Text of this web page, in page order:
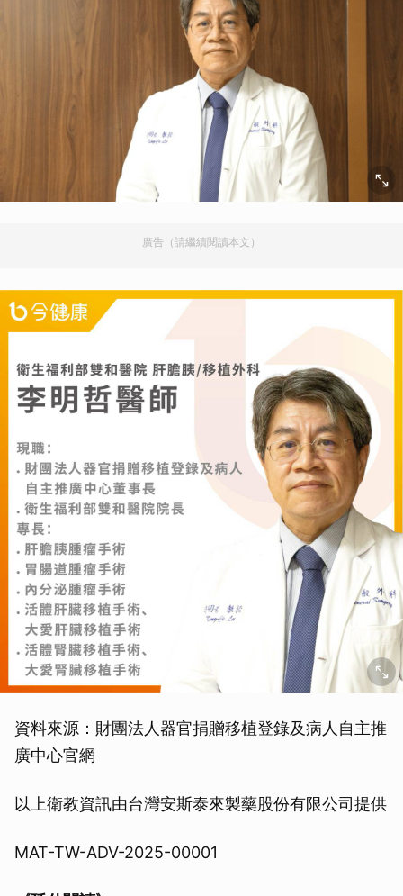
廣告（請繼續閱讀本文）
資料來源：財團法人器官捐贈移植登錄及病人自主推
廣中心官網
以上衛教資訊由台灣安斯泰來製藥股份有限公司提供
MAT-TW-ADV-2025-00001